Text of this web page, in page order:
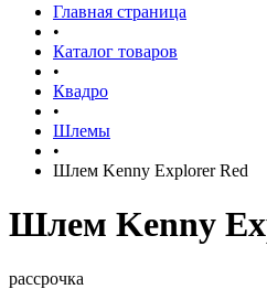
Главная страница
•
Каталог товаров
•
Квадро
•
Шлемы
•
Шлем Kenny Explorer Red
Шлем Kenny
рассрочка